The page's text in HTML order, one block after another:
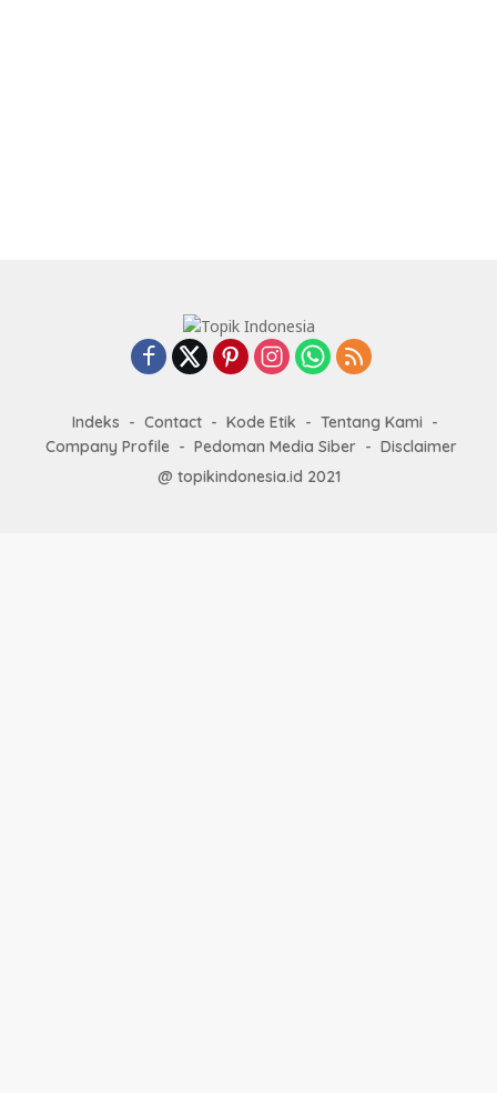
Indeks Contact Kode Etik
Tentang Kami
Company Profile
Pedoman Media Siber
Disclaimer
@ topikindonesia.id 2021